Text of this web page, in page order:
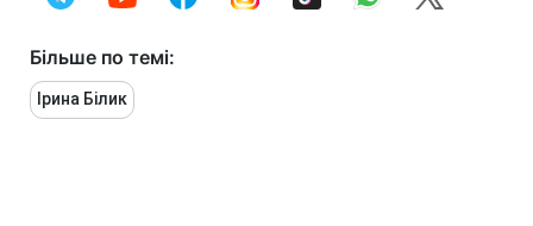
Більше по темі:
Ірина Білик